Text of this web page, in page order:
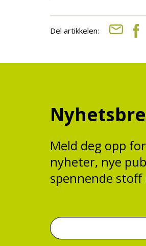
Del artikkelen:
Meld deg opp
nyheter, nye
spennende